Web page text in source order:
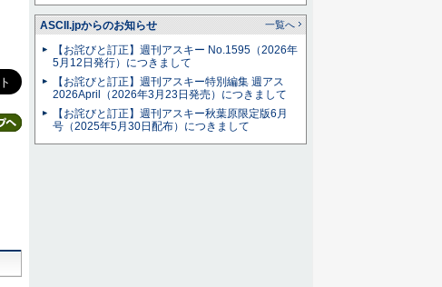
ASCII.jpからのお知らせ 一覧へ
【お詫びと訂正】週刊アスキー No.1595（2026年
5月12日発行）につきまして
【お詫びと訂正】週刊アスキー特別編集 週アス
2026April（2026年3月23日発売）につきまして
【お詫びと訂正】週刊アスキー秋葉原限定版6月
号（2025年5月30日配布）につきまして